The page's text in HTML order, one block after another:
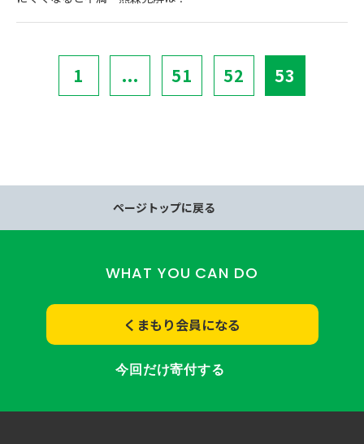
1 ... 51 52 53
ページトップに戻る
WHAT YOU CAN DO
くまもり会員になる
今回だけ寄付する